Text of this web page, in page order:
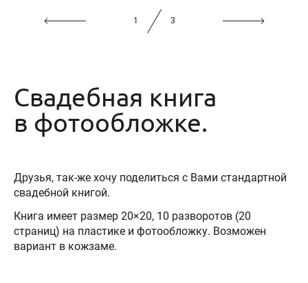
Свадебная книга
в фотообложке.
Друзья, так-же хочу поделиться с Вами стандартной
свадебной книгой.
Книга имеет размер 20×20, 10 разворотов (20
страниц) на пластике и фотообложку. Возможен
вариант в кожзаме.
2 3